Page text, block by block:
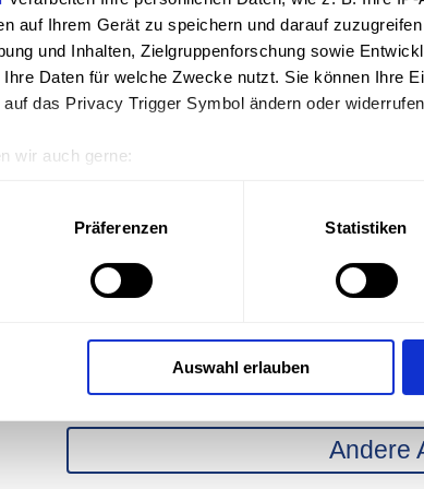
auf Ihrem Gerät zu speichern und darauf
und Inhalten, Zielgruppenforschung sowie
Daten für welche Zwecke nutzt. Sie können Ihre
das Privacy Trigger Symbol ändern oder widerrufen
wir auch gerne:
Ihre persönlichen Daten verarbeitet werden, und
Ihrem Gerät zu speichern und darauf zuzugreifen
und Inhalten, Zielgruppenforschung sowie
Ihre Daten für welche Zwecke nutzt. Sie können Ihre
das Privacy Trigger Symbol ändern oder widerrufen
wir auch gerne:
Präferenzen Statistiken
Auswahl erlauben
inkl. MwSt. 19%
Versand
Andere